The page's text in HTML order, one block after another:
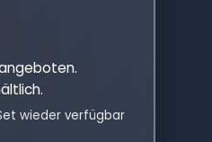
wieder verfügbar